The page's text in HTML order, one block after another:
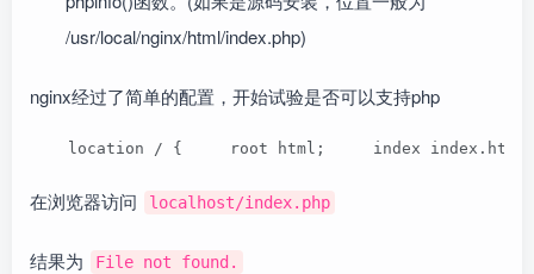
/usr/local/nginx/html/index.php)
nginx经过了简单的配置，开始试验是否可以支持php
location / {     root html;     index
在浏览器访问 localhost/index.php
结果为 File not found.